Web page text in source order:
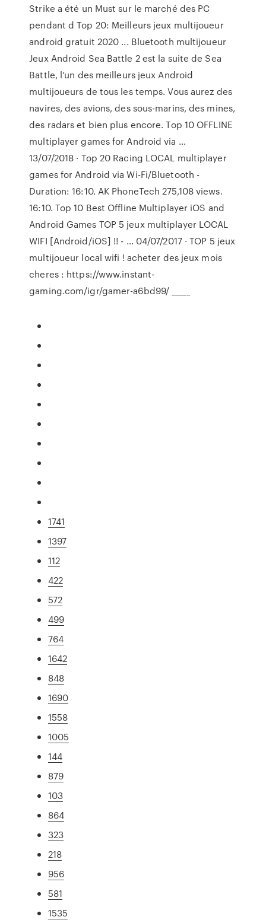
Strike a été un Must sur le marché des PC
pendant d Top 20: Meilleurs jeux multijoueur
android gratuit 2020 ... Bluetooth multijoueur
Jeux Android Sea Battle 2 est la suite de Sea
Battle, l’un des meilleurs jeux Android
multijoueurs de tous les temps. Vous aurez des
navires, des avions, des sous-marins, des mines,
des radars et bien plus encore. Top 10 OFFLINE
multiplayer games for Android via …
13/07/2018 · Top 20 Racing LOCAL multiplayer
games for Android via Wi-Fi/Bluetooth -
Duration: 16:10. AK PhoneTech 275,108 views.
16:10. Top 10 Best Offline Multiplayer iOS and
Android Games TOP 5 jeux multiplayer LOCAL
WIFI [Android/iOS] !! - … 04/07/2017 · TOP 5 jeux
multijoueur local wifi ! acheter des jeux mois
cheres : https://www.instant-
gaming.com/igr/gamer-a6bd99/ _____
1741
1397
112
422
572
499
764
1642
848
1690
1558
1005
144
879
103
864
323
218
956
581
1535